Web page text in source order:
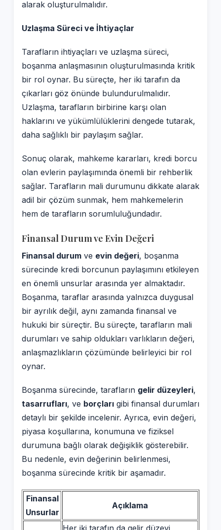
alarak oluşturulmalıdır.
Uzlaşma Süreci ve İhtiyaçlar
Tarafların ihtiyaçları ve uzlaşma süreci,
boşanma anlaşmasının oluşturulmasında kritik
bir rol oynar. Bu süreçte, her iki tarafın da
çıkarları göz önünde bulundurulmalıdır.
Uzlaşma, tarafların birbirine karşı olan
haklarını ve yükümlülüklerini dengede tutarak,
daha sağlıklı bir paylaşım sağlar.
Sonuç olarak, mahkeme kararları, kredi borcu
olan evlerin paylaşımında önemli bir rehberlik
sağlar. Tarafların mali durumunu dikkate alarak
adil bir çözüm sunmak, hem mahkemelerin
hem de tarafların sorumluluğundadır.
Finansal Durum ve Evin Değeri
Finansal durum ve evin değeri, boşanma
sürecinde kredi borcunun paylaşımını etkileyen
en önemli unsurlar arasında yer almaktadır.
Boşanma, taraflar arasında yalnızca duygusal
bir ayrılık değil, aynı zamanda finansal ve
hukuki bir süreçtir. Bu süreçte, tarafların mali
durumları ve sahip oldukları varlıkların değeri,
anlaşmazlıkların çözümünde belirleyici bir rol
oynar.
Boşanma sürecinde, tarafların gelir düzeyleri,
tasarrufları, ve borçları gibi finansal durumları
detaylı bir şekilde incelenir. Ayrıca, evin değeri,
piyasa koşullarına, konumuna ve fiziksel
durumuna bağlı olarak değişiklik gösterebilir.
Bu nedenle, evin değerinin belirlenmesi,
boşanma sürecinde kritik bir aşamadır.
Finansal
Unsurlar
Açıklama